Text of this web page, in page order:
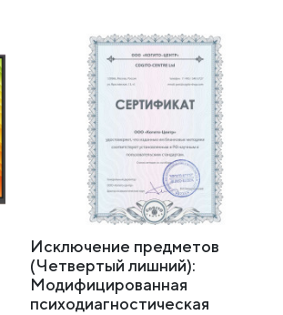
Исключение предметов
(Четвертый лишний):
Модифицированная
психодиагностическая